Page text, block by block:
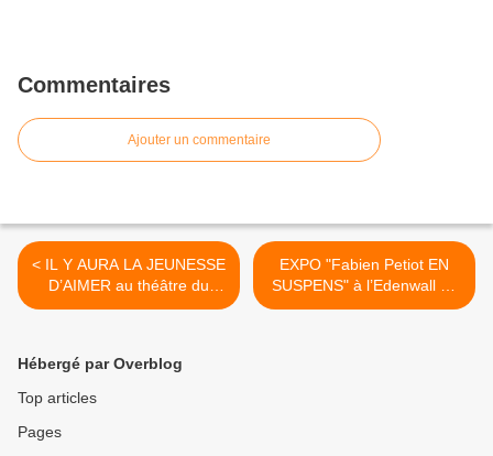
Commentaires
Ajouter un commentaire
< IL Y AURA LA JEUNESSE
D’AIMER au théâtre du
Lucernaire
EXPO "Fabien Petiot EN
SUSPENS" à l’Edenwall de
Charnay-lès-Mâcon >
Hébergé par Overblog
Top articles
Pages